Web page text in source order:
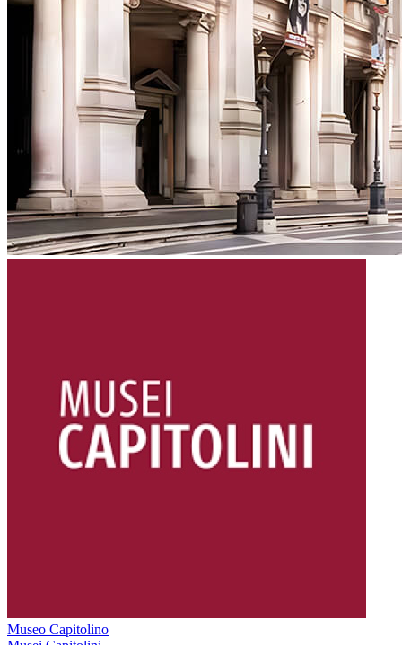
Museo Capitolino